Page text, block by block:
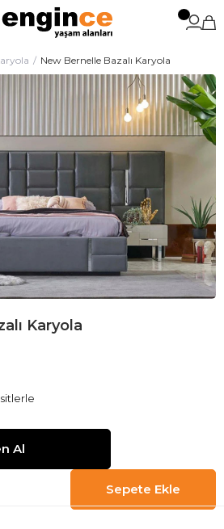
New Bernelle Bazalı Karyola
Karyola